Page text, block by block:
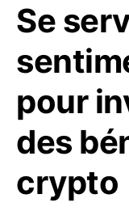
Se
pour
des
crypto